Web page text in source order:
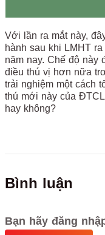
Với lần ra mắt này,
hành sau khi LMHT
năm nay. Chế độ này
điều thú vị hơn nữa
trải nghiệm một cách
thú mới này của
hay không?
Bình luận
Bạn hãy đăng